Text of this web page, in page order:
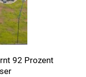
92 Prozent